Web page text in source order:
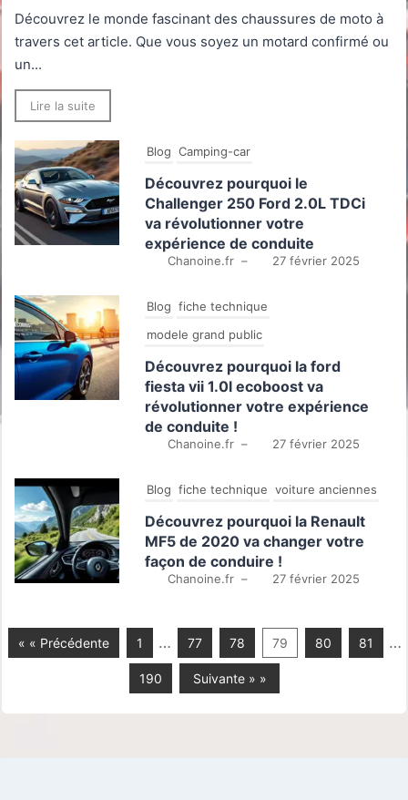
Découvrez le monde fascinant des chaussures de moto à
travers cet article. Que vous soyez un motard confirmé ou
un...
Lire la suite
Blog Camping-car
Découvrez pourquoi le
Challenger 250 Ford 2.0L TDCi
va révolutionner votre
expérience de conduite
Chanoine.fr – 27 février 2025
Blog fiche technique
modele grand public
Découvrez pourquoi la ford
fiesta vii 1.0l ecoboost va
révolutionner votre expérience
de conduite !
Chanoine.fr – 27 février 2025
Blog fiche technique voiture anciennes
Découvrez pourquoi la Renault
MF5 de 2020 va changer votre
façon de conduire !
Chanoine.fr – 27 février 2025
« « Précédente 1 … 77 78 79 80 81 …
190 Suivante » »